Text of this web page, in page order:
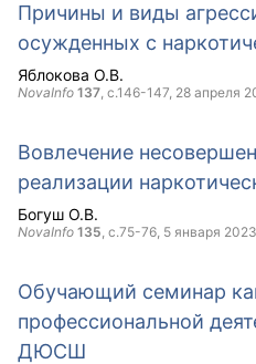
Причины и виды
осужденных с
Яблокова О.В.
NovaInfo 137, с.146-147, 28 апреля
Вовлечение
реализации
Богуш О.В.
NovaInfo 135, с.75-76, 5 января 2023
Обучающий семинар
профессиональной
ДЮСШ